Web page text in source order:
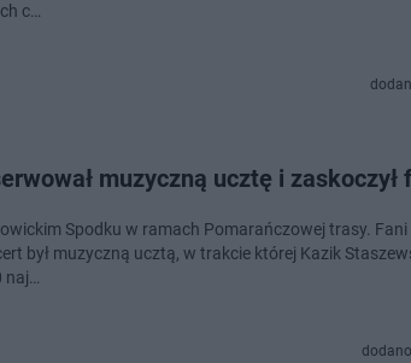
c…
muzyczną ucztę i zaskoczył
Spodku w ramach Pomarańczowej trasy. Fani
był muzyczną ucztą, w trakcie której Kazik